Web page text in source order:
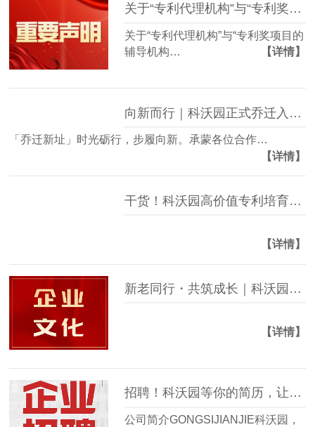
关于“专利代理机构”与“专利奖项目的辅导机构”的区别
关于“专利代理机构”与“专利奖项目的
辅导机构…
【详情】
向新而行｜科沃园正式乔迁入驻珠江新城CBD
「乔迁新址」时光砺行，步履向新。承蒙各位合作…
【详情】
干货！科沃园高价值专利培育与布局介绍
【详情】
新老同行・共筑成长｜科沃园4月新老员工座谈会圆满举行
【详情】
招聘！科沃园等你的简历，让我们一起工作吧
公司简介GONGSIJIANJIE科沃园，